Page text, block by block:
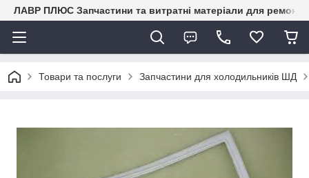
ЛАВР ПЛЮС Запчастини та витратні матеріали для ремонту
Товари та послуги Запчастини для холодильників ШД